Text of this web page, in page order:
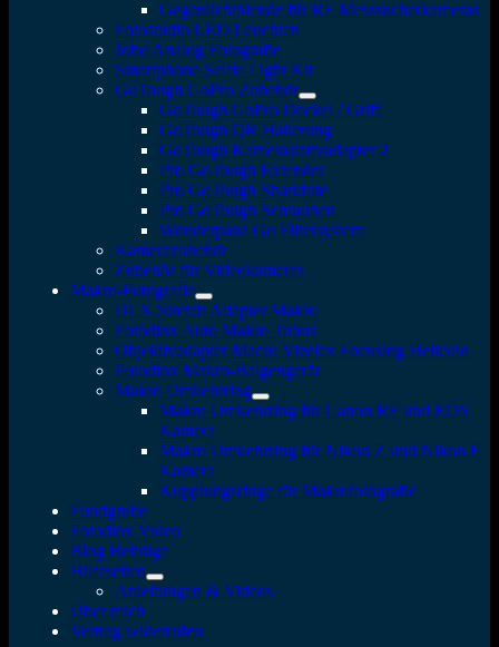
Gegenlichtblende für RF Messsucherkameras
Fotostudio LED Leuchten
Jobo Analog Fotografie
Smartphone Selfie Light Kit
GoTough GoPro Zubehör
GoTough GoPro Deckel / Griff
GoTough QR Halterung
GoTough Kamerastativadapter 2
Pro GoTough Extender
Pro GoTough Sharkbite
Pro GoTough Schrauben
Wonderpana Go Filtersystem
Kamerazubehör
Zubehör für Videokameras
Makro-Fotografie
DLX Stretch Adapter Makro
Fotodiox Auto Makro Tubus
Objektivadapter Macro Vizelex Focusing Helicoid
Fotodiox Makro-Balgengerät
Makro Umkehrring
Makro Umkehrring für Canon RF und EOS
Kamera
Makro Umkehrring für Nikon Z und Nikon F
Kamera
Kupplungsringe für Makrofotografie
Fundgrube
Fotodiox Video
Blog Beiträge
Hilfeseiten
Anleitungen & Videos
Über mich
Vertrag widerrufen